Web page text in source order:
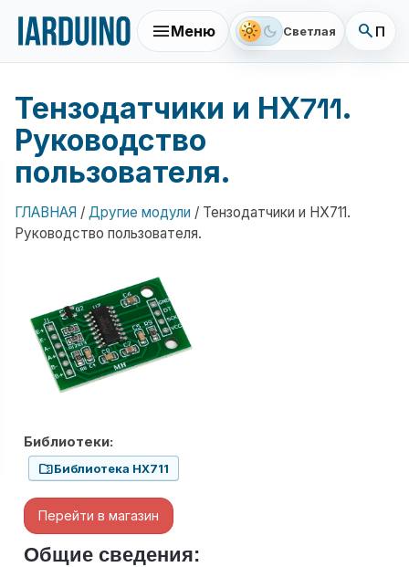
menuМеню light_mode dark_mode Светлая search
Тензодатчики и НХ711.
Руководство
пользователя.
ГЛАВНАЯ / Другие модули / Тензодатчики и НХ711.
Руководство пользователя.
Библиотеки:
folder_zipБиблиотека HX711
Перейти в магазин
Общие сведения: